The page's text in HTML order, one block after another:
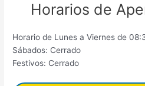
Horarios de
Horario de Lunes a Viernes de
Sábados: Cerrado
Festivos: Cerrado